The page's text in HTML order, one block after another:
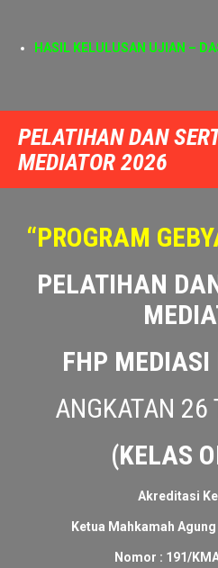
HASIL KELULUSAN UJIAN –
HASIL KELULUSAN UJIAN –
MEDIATOR 2026
“PROGRAM
PELATIHAN
FHP
ANGKATAN 26
(KELAS
Akreditasi